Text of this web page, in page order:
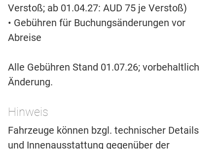
Verstoß; ab 01.04.27: AUD 75 je Verstoß)
• Gebühren für Buchungsänderungen vor
Abreise
Alle Gebühren Stand 01.07.26; vorbehaltlich
Änderung.
Hinweis
Fahrzeuge können bzgl. technischer Details
und Innenausstattung gegenüber der